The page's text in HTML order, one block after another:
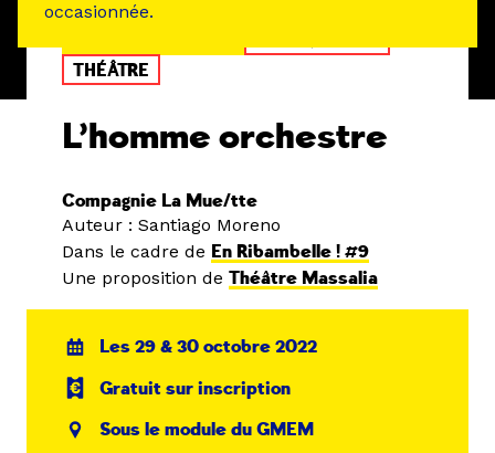
THÉÂTRE
L’homme orchestre
Compagnie La Mue/tte
Auteur : Santiago Moreno
Dans le cadre de En Ribambelle ! #9
Une proposition de Théâtre Massalia
Les 29 & 30 octobre 2022
Gratuit sur inscription
Sous le module du GMEM
occasionnée.